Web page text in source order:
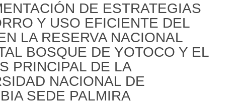
DE ESTRATEGIAS
Y USO EFICIENTE DEL
LA RESERVA NACIONAL
BOSQUE DE YOTOCO Y EL
PRINCIPAL DE LA
NACIONAL DE
SEDE PALMIRA